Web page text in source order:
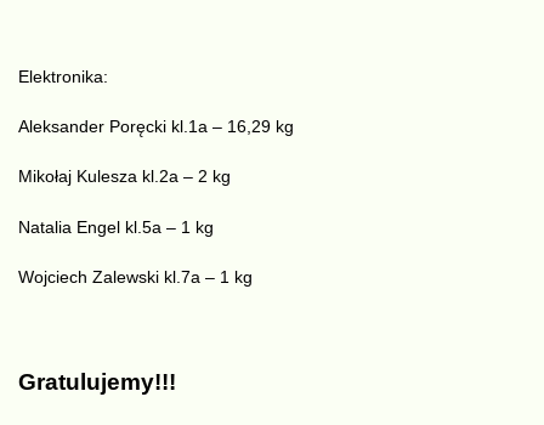
Elektronika:
Aleksander Poręcki kl.1a – 16,29 kg
Mikołaj Kulesza kl.2a – 2 kg
Natalia Engel kl.5a – 1 kg
Wojciech Zalewski kl.7a – 1 kg
Gratulujemy!!!